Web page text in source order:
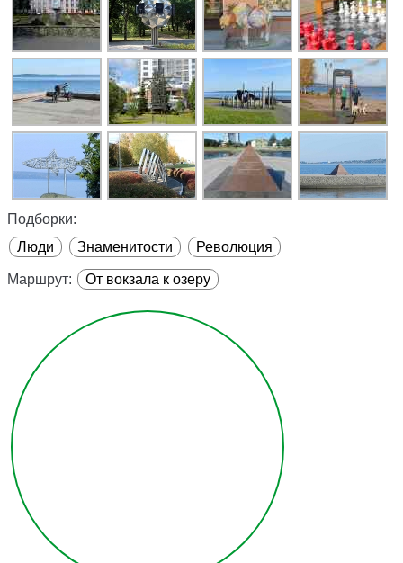
Подборки:
Люди
Знаменитости Революция
Маршрут: От вокзала к озеру